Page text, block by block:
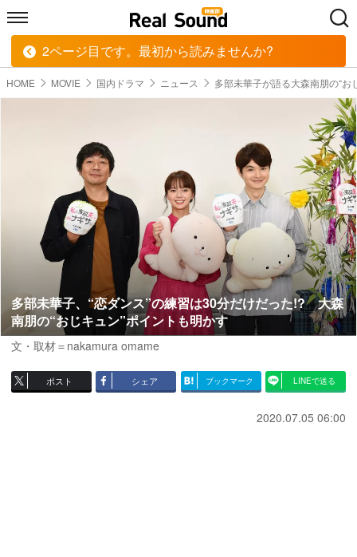
HOME MUSIC MOVIE TECH
HOME MOVIE 国内ドラマ ニュース 多部未華子が語る大森南朋の“お
多部未華子、“恋ダンス”の練習は30分だけだった!? 大森
南朋の“おじキュン”ポイントも明かす
文・取材＝nakamura omame
ポスト シェア ブックマーク LINEで送る
2020.07.05 06:00
2ページ目です。最初から読みませんか?